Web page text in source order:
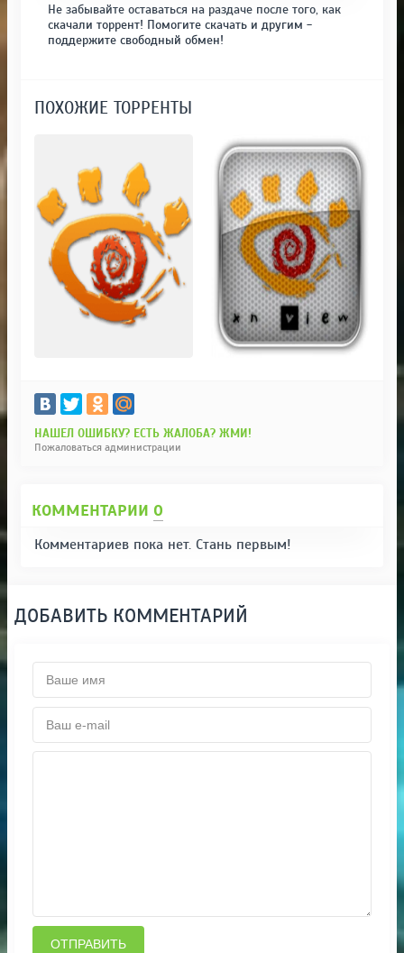
Не забывайте оставаться на раздаче после того, как
скачали торрент! Помогите скачать и другим -
поддержите свободный обмен!
ПОХОЖИЕ ТОРРЕНТЫ
НАШЕЛ ОШИБКУ? ЕСТЬ ЖАЛОБА? ЖМИ!
Пожаловаться администрации
КОММЕНТАРИИ 0
Комментариев пока нет. Стань первым!
ДОБАВИТЬ КОММЕНТАРИЙ
ОТПРАВИТЬ